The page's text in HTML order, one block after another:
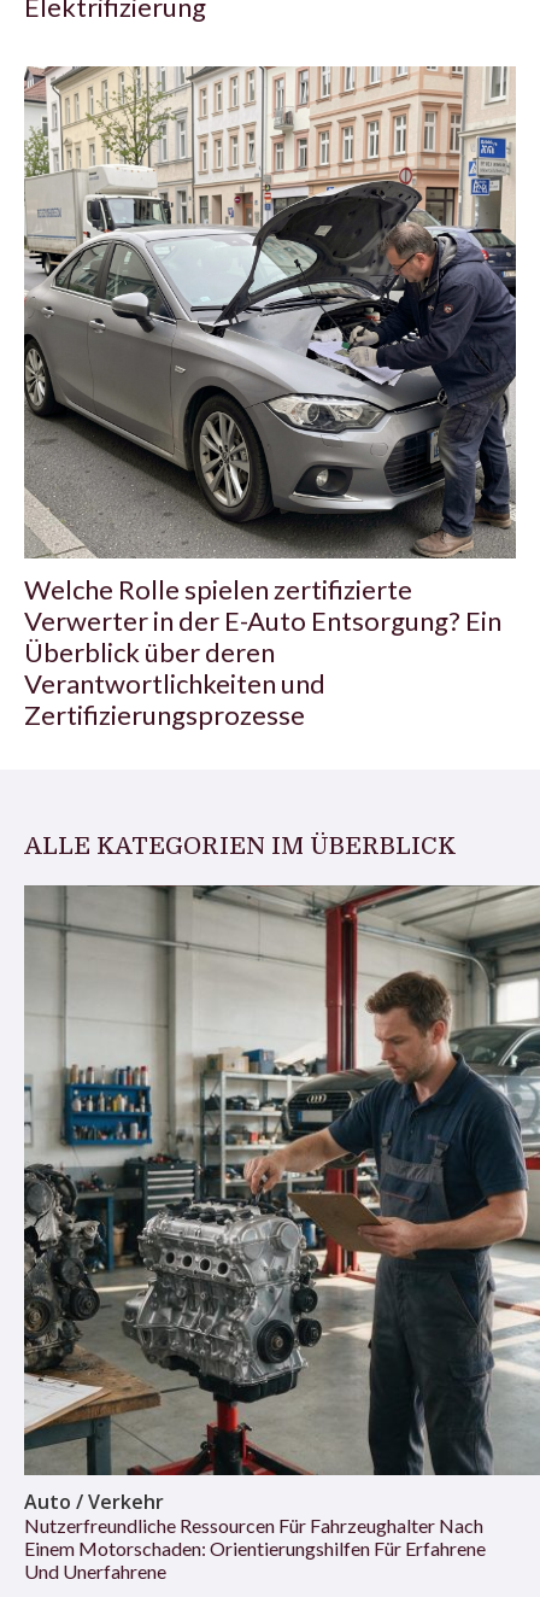
Welche Rolle spielen zertifizierte
Verwerter in der E-Auto Entsorgung? Ein
Überblick über deren
Verantwortlichkeiten und
Zertifizierungsprozesse
ALLE KATEGORIEN IM ÜBERBLICK
Auto / Verkehr
Nutzerfreundliche Ressourcen Für Fahrzeughalter Nach
Einem Motorschaden: Orientierungshilfen Für Erfahrene
Und Unerfahrene